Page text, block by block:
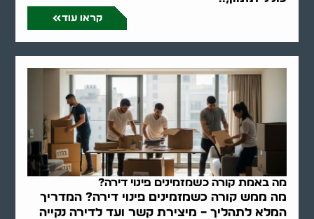
קראו עוד
מה באמת קורה כשמזמינים פינוי דירה?
מה ממש קורה כשמזמינים פינוי דירה? המדריך
המלא לתהליך – מיצירת קשר ועד לדירה נקייה